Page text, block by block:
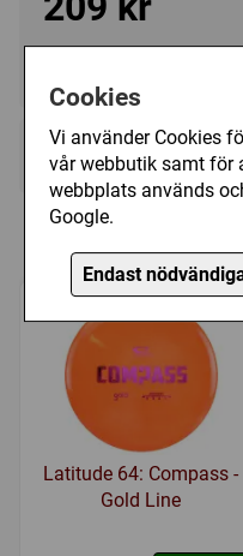
Cookies
Vi använder Cookies
vår webbutik samt för
webbplats används
Google.
Endast
Kategori(er): Midrange
Liknande discar i
Latitude 64: Compass -
Gold Line